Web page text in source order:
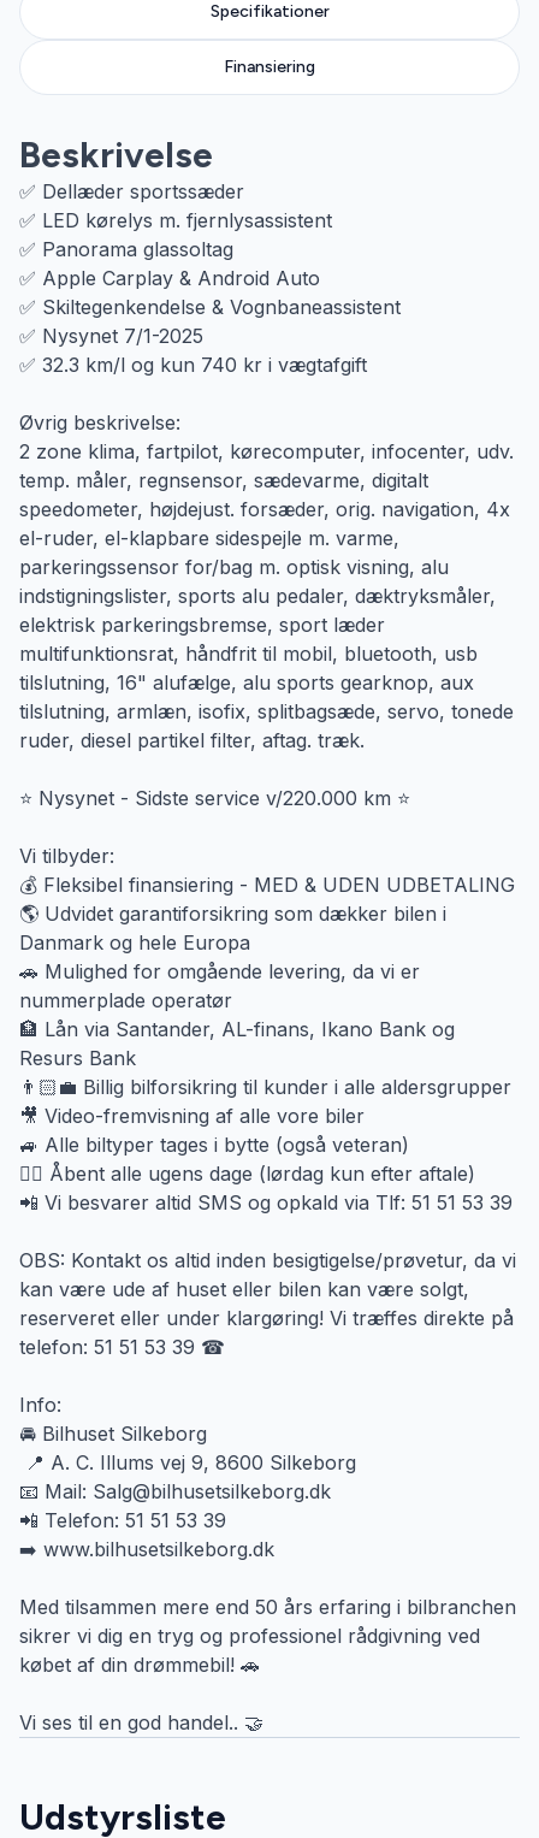
Specifikationer
Finansiering
Beskrivelse
✅ Dellæder sportssæder
✅ LED kørelys m. fjernlysassistent
✅ Panorama glassoltag
✅ Apple Carplay & Android Auto
✅ Skiltegenkendelse & Vognbaneassistent
✅ Nysynet 7/1-2025
✅ 32.3 km/l og kun 740 kr i vægtafgift
Øvrig beskrivelse:
2 zone klima, fartpilot, kørecomputer, infocenter, udv.
temp. måler, regnsensor, sædevarme, digitalt
speedometer, højdejust. forsæder, orig. navigation, 4x
el-ruder, el-klapbare sidespejle m. varme,
parkeringssensor for/bag m. optisk visning, alu
indstigningslister, sports alu pedaler, dæktryksmåler,
elektrisk parkeringsbremse, sport læder
multifunktionsrat, håndfrit til mobil, bluetooth, usb
tilslutning, 16" alufælge, alu sports gearknop, aux
tilslutning, armlæn, isofix, splitbagsæde, servo, tonede
ruder, diesel partikel filter, aftag. træk.
⭐ Nysynet - Sidste service v/220.000 km ⭐
Vi tilbyder:
💰 Fleksibel finansiering - MED & UDEN UDBETALING
🌎 Udvidet garantiforsikring som dækker bilen i
Danmark og hele Europa
🚗 Mulighed for omgående levering, da vi er
nummerplade operatør
🏦 Lån via Santander, AL-finans, Ikano Bank og
Resurs Bank
👨🏻‍💼 Billig bilforsikring til kunder i alle aldersgrupper
🎥 Video-fremvisning af alle vore biler
🚙 Alle biltyper tages i bytte (også veteran)
🙋‍♂️ Åbent alle ugens dage (lørdag kun efter aftale)
📲 Vi besvarer altid SMS og opkald via Tlf: 51 51 53 39
OBS: Kontakt os altid inden besigtigelse/prøvetur, da vi
kan være ude af huset eller bilen kan være solgt,
reserveret eller under klargøring! Vi træffes direkte på
telefon: 51 51 53 39 ☎
Info:
🚘 Bilhuset Silkeborg
📍 A. C. Illums vej 9, 8600 Silkeborg
📧 Mail: Salg@bilhusetsilkeborg.dk
📲 Telefon: 51 51 53 39
➡️ www.bilhusetsilkeborg.dk
Med tilsammen mere end 50 års erfaring i bilbranchen
sikrer vi dig en tryg og professionel rådgivning ved
købet af din drømmebil! 🚗
Vi ses til en god handel.. 🤝
Udstyrsliste